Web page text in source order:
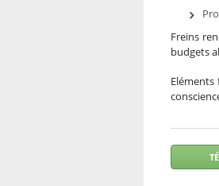
Freins
budgets
Eléments